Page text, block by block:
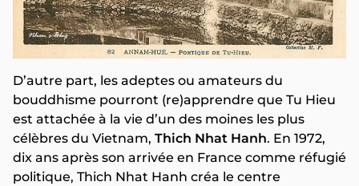
D’autre part, les adeptes ou amateurs du
bouddhisme pourront (re)apprendre que Tu Hieu
est attachée à la vie d’un des moines les plus
célèbres du Vietnam, Thich Nhat Hanh. En 1972,
dix ans après son arrivée en France comme réfugié
politique, Thich Nhat Hanh créa le centre